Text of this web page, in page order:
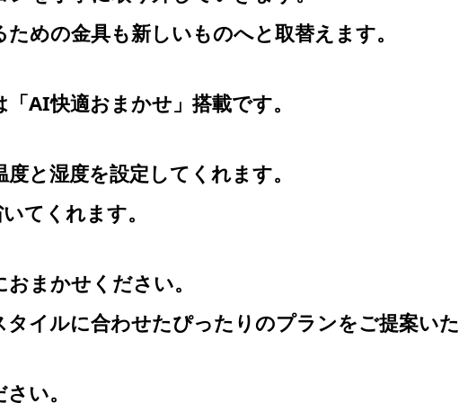
めの金具も新しいものへと取替えます。
AI快適おまかせ」搭載です。
と湿度を設定してくれます。
てくれます。
まかせください。
イルに合わせたぴったりのプランをご提案いた
い。